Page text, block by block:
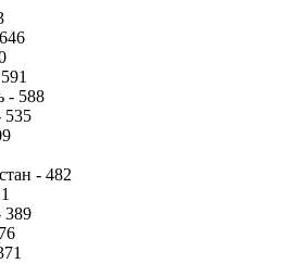
- 588
535
- 482
389